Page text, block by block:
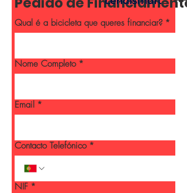
Qual é a bicicleta que queres financiar? *
Nome Completo *
Email *
Contacto Telefónico *
NIF *